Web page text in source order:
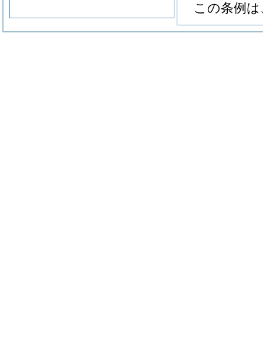
この条例